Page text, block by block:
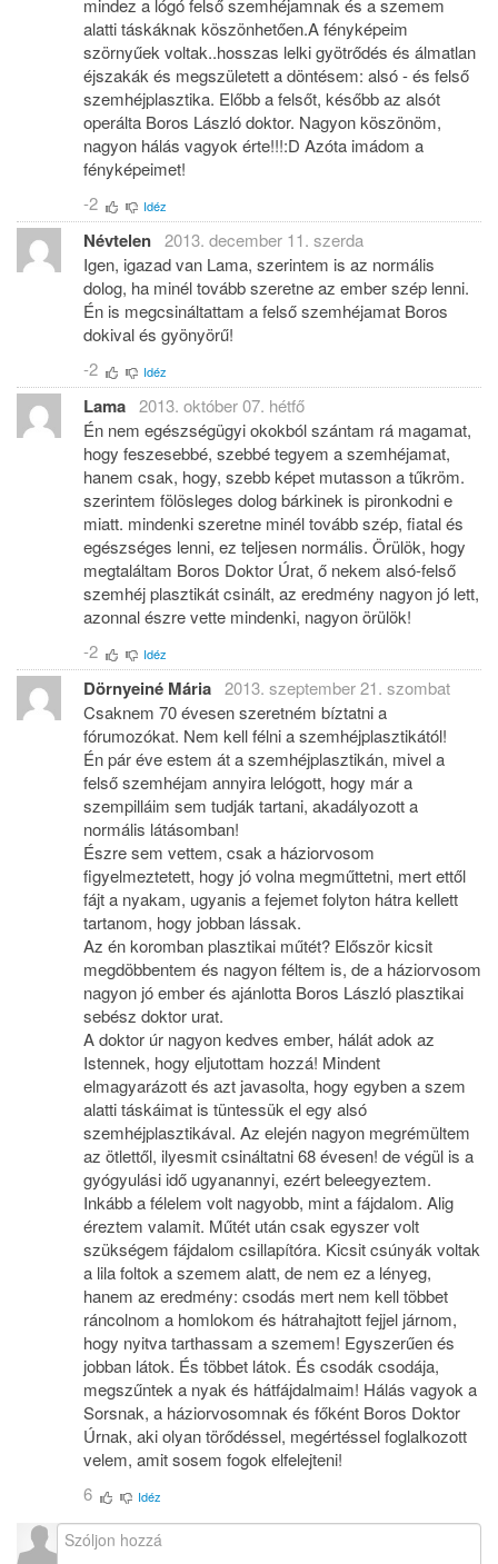
mindez a lógó felső szemhéjamnak és a szemem
alatti táskáknak köszönhetően.A fényképeim
szörnyűek voltak..hosszas lelki gyötrődés és álmatlan
éjszakák és megszületett a döntésem: alsó - és felső
szemhéjplasztika. Előbb a felsőt, később az alsót
operálta Boros László doktor. Nagyon köszönöm,
nagyon hálás vagyok érte!!!:D Azóta imádom a
fényképeimet!
-2
Idéz
Névtelen 2013. december 11. szerda
Igen, igazad van Lama, szerintem is az normális
dolog, ha minél tovább szeretne az ember szép lenni.
Én is megcsináltattam a felső szemhéjamat Boros
dokival és gyönyörű!
-2
Idéz
Lama 2013. október 07. hétfő
Én nem egészségügyi okokból szántam rá magamat,
hogy feszesebbé, szebbé tegyem a szemhéjamat,
hanem csak, hogy, szebb képet mutasson a tűkröm.
szerintem fölösleges dolog bárkinek is pironkodni e
miatt. mindenki szeretne minél tovább szép, fiatal és
egészséges lenni, ez teljesen normális. Örülök, hogy
megtaláltam Boros Doktor Úrat, ő nekem alsó-felső
szemhéj plasztikát csinált, az eredmény nagyon jó lett,
azonnal észre vette mindenki, nagyon örülök!
-2
Idéz
Dörnyeiné Mária 2013. szeptember 21. szombat
Csaknem 70 évesen szeretném bíztatni a
fórumozókat. Nem kell félni a szemhéjplasztikától!
Én pár éve estem át a szemhéjplasztikán, mivel a
felső szemhéjam annyira lelógott, hogy már a
szempilláim sem tudják tartani, akadályozott a
normális látásomban!
Észre sem vettem, csak a háziorvosom
figyelmeztetett, hogy jó volna megműttetni, mert ettől
fájt a nyakam, ugyanis a fejemet folyton hátra kellett
tartanom, hogy jobban lássak.
Az én koromban plasztikai műtét? Először kicsit
megdöbbentem és nagyon féltem is, de a háziorvosom
nagyon jó ember és ajánlotta Boros László plasztikai
sebész doktor urat.
A doktor úr nagyon kedves ember, hálát adok az
Istennek, hogy eljutottam hozzá! Mindent
elmagyarázott és azt javasolta, hogy egyben a szem
alatti táskáimat is tüntessük el egy alsó
szemhéjplasztikával. Az elején nagyon megrémültem
az ötlettől, ilyesmit csináltatni 68 évesen! de végül is a
gyógyulási idő ugyanannyi, ezért beleegyeztem.
Inkább a félelem volt nagyobb, mint a fájdalom. Alig
éreztem valamit. Műtét után csak egyszer volt
szükségem fájdalom csillapítóra. Kicsit csúnyák voltak
a lila foltok a szemem alatt, de nem ez a lényeg,
hanem az eredmény: csodás mert nem kell többet
ráncolnom a homlokom és hátrahajtott fejjel járnom,
hogy nyitva tarthassam a szemem! Egyszerűen és
jobban látok. És többet látok. És csodák csodája,
megszűntek a nyak és hátfájdalmaim! Hálás vagyok a
Sorsnak, a háziorvosomnak és főként Boros Doktor
Úrnak, aki olyan törődéssel, megértéssel foglalkozott
velem, amit sosem fogok elfelejteni!
6
Idéz